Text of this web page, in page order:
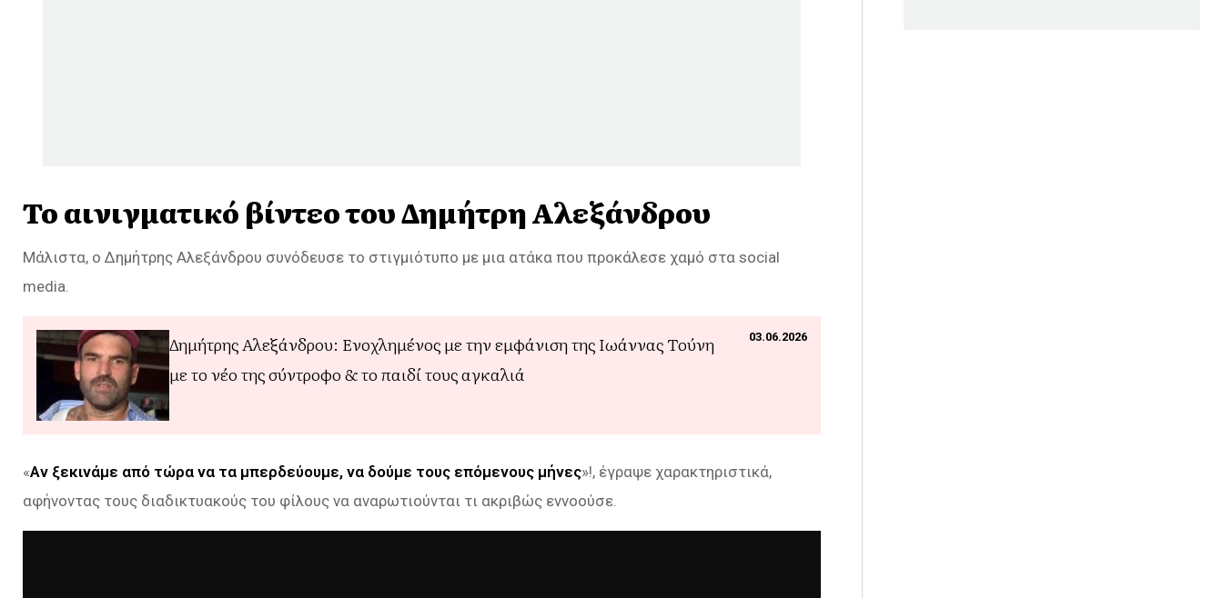
Το αινιγματικό βίντεο του Δημήτρη Αλεξάνδρου
Μάλιστα, ο Δημήτρης Αλεξάνδρου συνόδευσε το στιγμιότυπο με μια ατάκα που προκάλεσε χαμό στα social
media.
03.06.2026
Δημήτρης Αλεξάνδρου: Ενοχλημένος με την εμφάνιση της Ιωάννας Τούνη
με το νέο της σύντροφο & το παιδί τους αγκαλιά
«Αν ξεκινάμε από τώρα να τα μπερδεύουμε, να δούμε τους επόμενους μήνες»!, έγραψε χαρακτηριστικά,
αφήνοντας τους διαδικτυακούς του φίλους να αναρωτιούνται τι ακριβώς εννοούσε.